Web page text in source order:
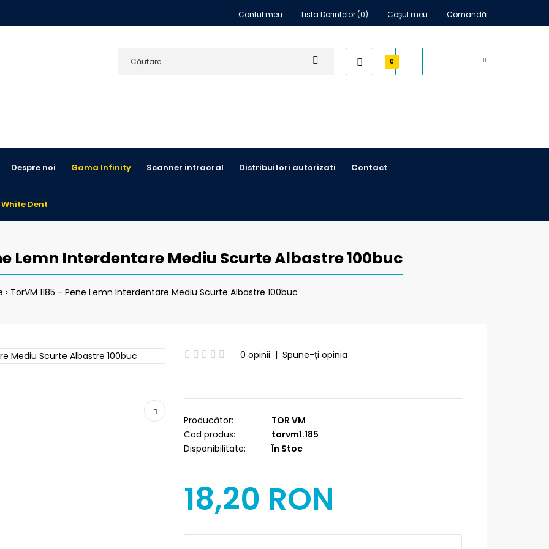
Contul meu Lista Dorintelor (0) Coşul meu Comandă
0
Despre noi Gama Infinity Scanner intraoral Distribuitori autorizati Contact
Dent
Lemn Interdentare Mediu Scurte Albastre 100buc
TorVM 1185 - Pene Lemn Interdentare Mediu Scurte Albastre 100buc
0 opinii | Spune-ţi opinia
Producător:
TOR VM
Cod produs:
torvm1.185
Disponibilitate:
În Stoc
18,20 RON